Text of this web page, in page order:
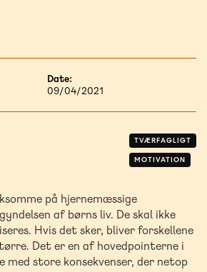
Date:
09/04/2021
TVÆRFAGLIGT
MOTIVATION
på hjernemæssige
af børns liv. De skal ikke
Hvis det sker, bliver forskellene
Det er en af hovedpointerne i
med store konsekvenser, der netop